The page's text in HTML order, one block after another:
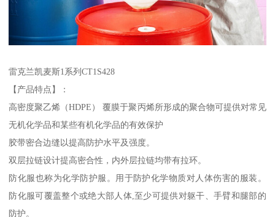
雷克兰凯麦斯1系列CT1S428
【产品特点】：
高密度聚乙烯（HDPE） 覆膜于聚丙烯所形成的聚合物可提供对常见
无机化学品和某些有机化学品的有效保护
胶带密合边缝以提高防护水平及强度。
双层拉链设计提高密合性，内外层拉链均带有拉环。
防化服也称为化学防护服。用于防护化学物质对人体伤害的服装。
防化服可覆盖整个或绝大部人体,至少可提供对躯干、手臂和腿部的
防护。